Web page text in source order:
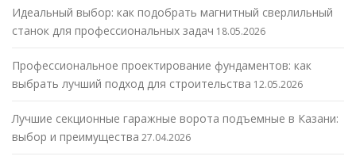
Идеальный выбор: как подобрать магнитный сверлильный
станок для профессиональных задач 18.05.2026
Профессиональное проектирование фундаментов: как
выбрать лучший подход для строительства 12.05.2026
Лучшие секционные гаражные ворота подъемные в Казани:
выбор и преимущества 27.04.2026